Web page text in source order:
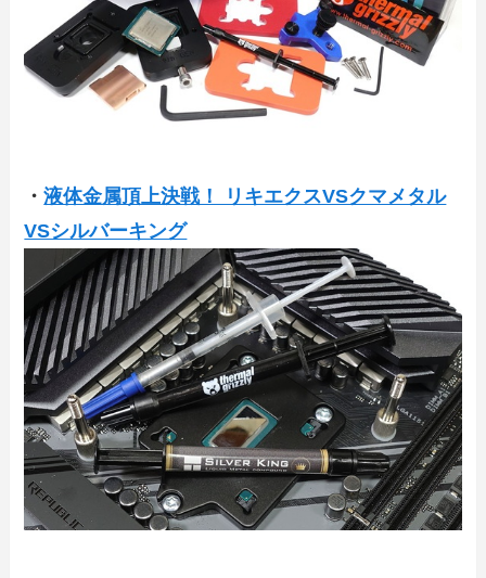
・液体金属頂上決戦！ リキエクスVSクマメタル
VSシルバーキング